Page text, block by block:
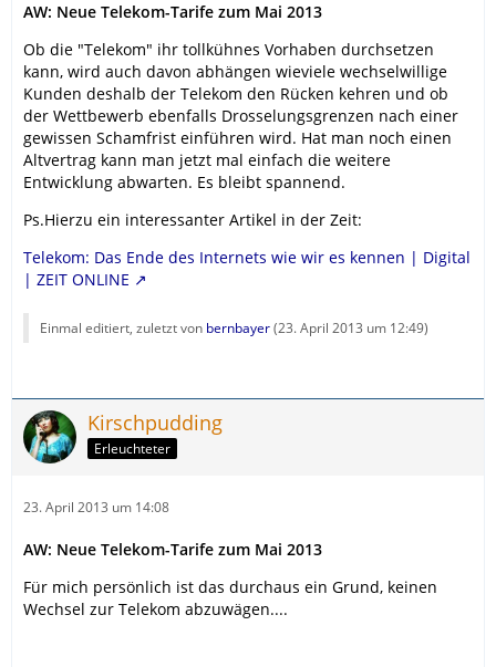
AW: Neue Telekom-Tarife zum Mai 2013
Ob die "Telekom" ihr tollkühnes Vorhaben durchsetzen
kann, wird auch davon abhängen wieviele wechselwillige
Kunden deshalb der Telekom den Rücken kehren und ob
der Wettbewerb ebenfalls Drosselungsgrenzen nach einer
gewissen Schamfrist einführen wird. Hat man noch einen
Altvertrag kann man jetzt mal einfach die weitere
Entwicklung abwarten. Es bleibt spannend.
Ps.Hierzu ein interessanter Artikel in der Zeit:
Telekom: Das Ende des Internets wie wir es kennen | Digital
| ZEIT ONLINE
Einmal editiert, zuletzt von bernbayer(23. April 2013 um 12:49)
Kirschpudding
Erleuchteter
23. April 2013 um 14:08
AW: Neue Telekom-Tarife zum Mai 2013
Für mich persönlich ist das durchaus ein Grund, keinen
Wechsel zur Telekom abzuwägen....